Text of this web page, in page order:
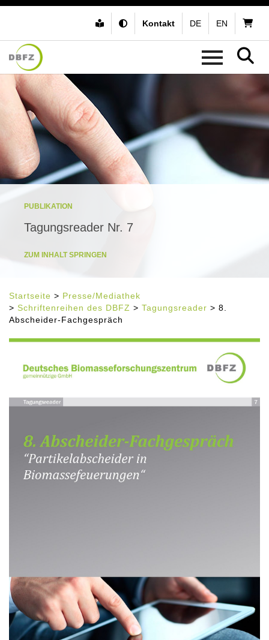
Kontakt DE EN
PUBLIKATION
Tagungsreader Nr. 7
ZUM INHALT SPRINGEN
Startseite > Presse/Mediathek
> Schriftenreihen des DBFZ > Tagungsreader > 8.
Abscheider-Fachgespräch